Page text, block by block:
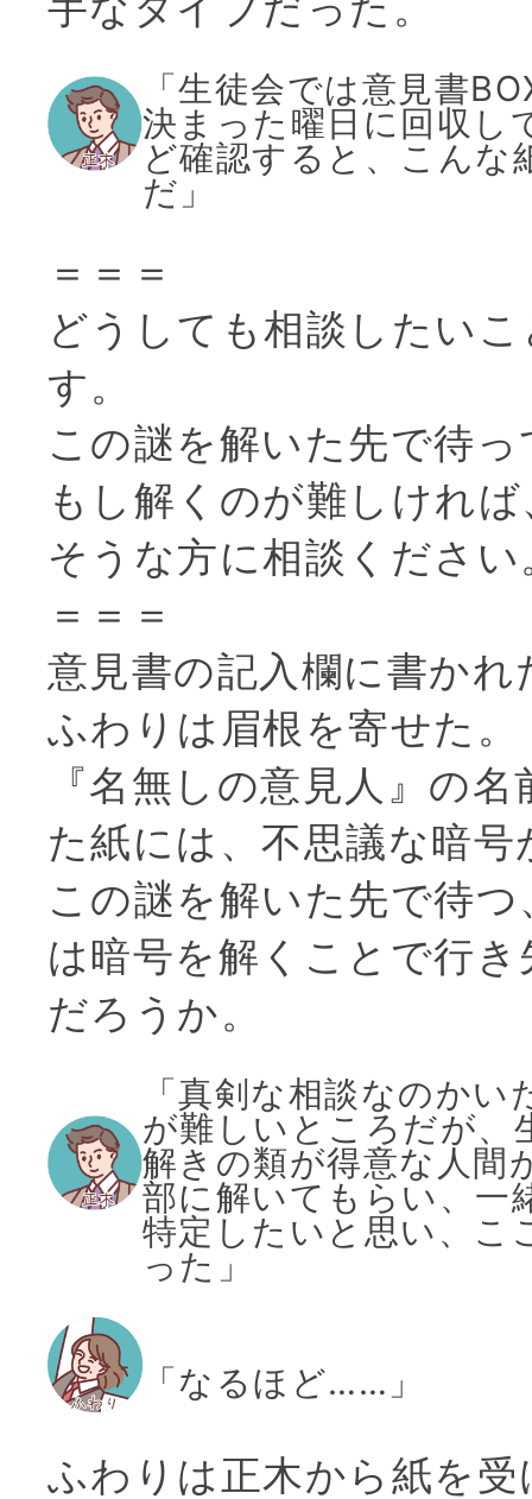
「生徒会では意見書
決まった曜日に回収し
ど確認すると、こんな
だ」
＝＝＝
どうしても相談したい
す。
この謎を解いた先で待
もし解くのが難しけれ
そうな方に相談ください
＝＝＝
意見書の記入欄に書かれ
ふわりは眉根を寄せた。
『名無しの意見人』の
た紙には、不思議な暗
この謎を解いた先で待
は暗号を解くことで行
だろうか。
「真剣な相談なのか
が難しいところだが、
解きの類が得意な人間
部に解いてもらい、一
特定したいと思い、こ
った」
「なるほど……」
ふわりは正木から紙を